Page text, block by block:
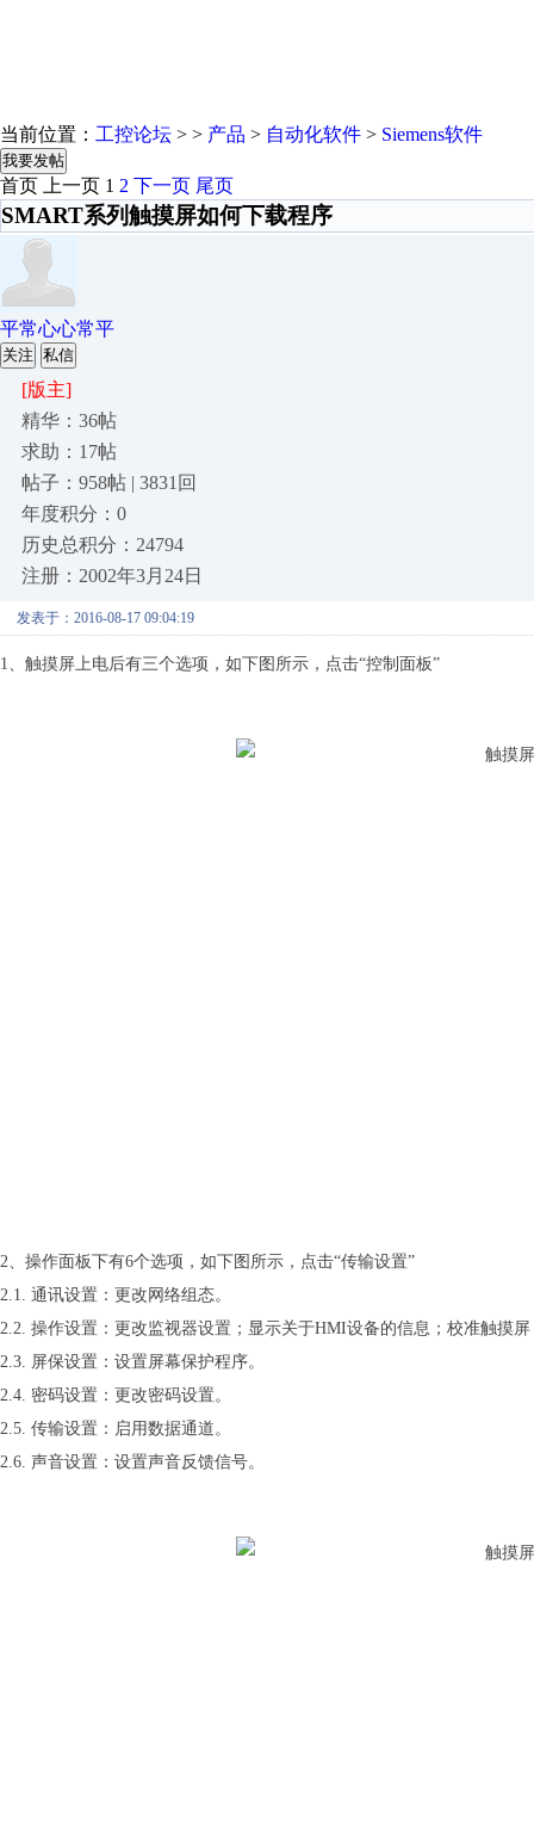
当前位置： 工控论坛 > > 产品 > 自动化软件 > Siemens软件
我要发帖
首页 上一页 1 2 下一页 尾页
SMART系列触摸屏如何下载程序
平常心心常平
关注 私信
[版主]
精华：36帖
求助：17帖
帖子：958帖 | 3831回
年度积分：0
历史总积分：24794
注册：2002年3月24日
发表于：2016-08-17 09:04:19
1、触摸屏上电后有三个选项，如下图所示，点击“控制面板”
2、操作面板下有6个选项，如下图所示，点击“传输设置”
2.1. 通讯设置：更改网络组态。
2.2. 操作设置：更改监视器设置；显示关于HMI设备的信息；校准触摸
2.3. 屏保设置：设置屏幕保护程序。
2.4. 密码设置：更改密码设置。
2.5. 传输设置：启用数据通道。
2.6. 声音设置：设置声音反馈信号。